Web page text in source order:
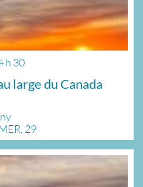
h 30
large du Canada
29